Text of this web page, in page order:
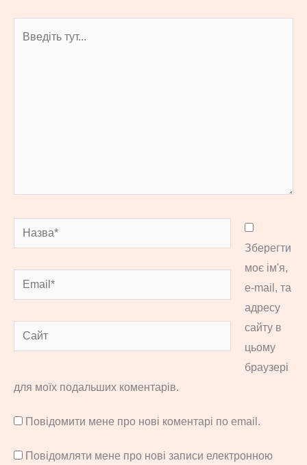
Назва*
Email*
Сайт
Зберегти
моє ім'я,
e-mail, та
адресу
сайту в
цьому
браузері
для моїх подальших коментарів.
Повідомити мене про нові коментарі по email.
Повідомляти мене про нові записи електронною